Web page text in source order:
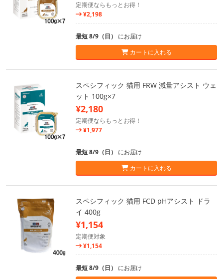
定期便ならもっとお得！
¥2,198
最短 8/9（日） にお届け
カートに入れる
スペシフィック 猫用 FRW 減量アシスト ウェ
ット 100g×7
¥2,180
定期便ならもっとお得！
¥1,977
最短 8/9（日） にお届け
カートに入れる
スペシフィック 猫用 FCD pHアシスト ドラ
イ 400g
¥1,154
定期便対象
¥1,154
最短 8/9（日） にお届け